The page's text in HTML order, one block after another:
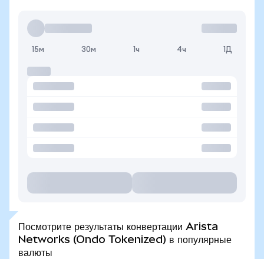
15м 30м 1ч 4ч 1Д
Посмотрите результаты конвертации Arista
Networks (Ondo Tokenized) в популярные
валюты